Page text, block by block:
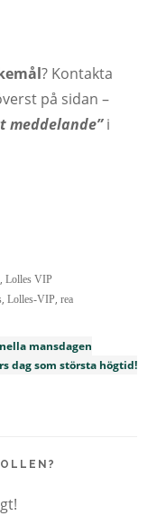
? Kontakta
på sidan –
meddelande”i
, Lolles VIP
, Lolles-VIP, rea
mansdagen
dag som största högtid!